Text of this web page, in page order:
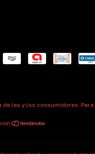
de las y los consumidores.